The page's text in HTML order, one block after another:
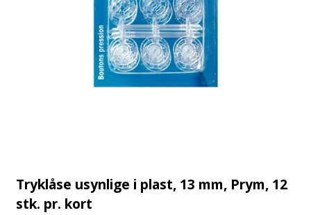
Tryklåse usynlige i plast, 13 mm, Prym, 12
stk. pr. kort